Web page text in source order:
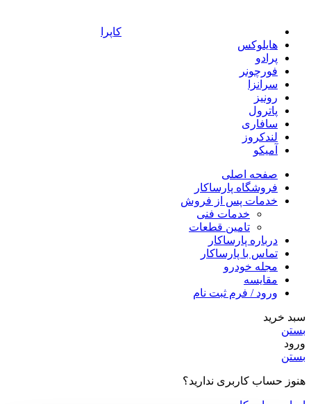
کاپرا
هایلوکس
پرادو
فورچونر
سرانزا
رونیز
پاترول
سافاری
لندکروز
آمیکو
صفحه اصلی
فروشگاه پارساکار
خدمات پس از فروش
خدمات فنی
تامین قطعات
درباره پارساکار
تماس با پارساکار
مجله خودرو
مقایسه
ورود / فرم ثبت نام
سبد خرید
بستن
ورود
بستن
هنوز حساب کاربری ندارید؟